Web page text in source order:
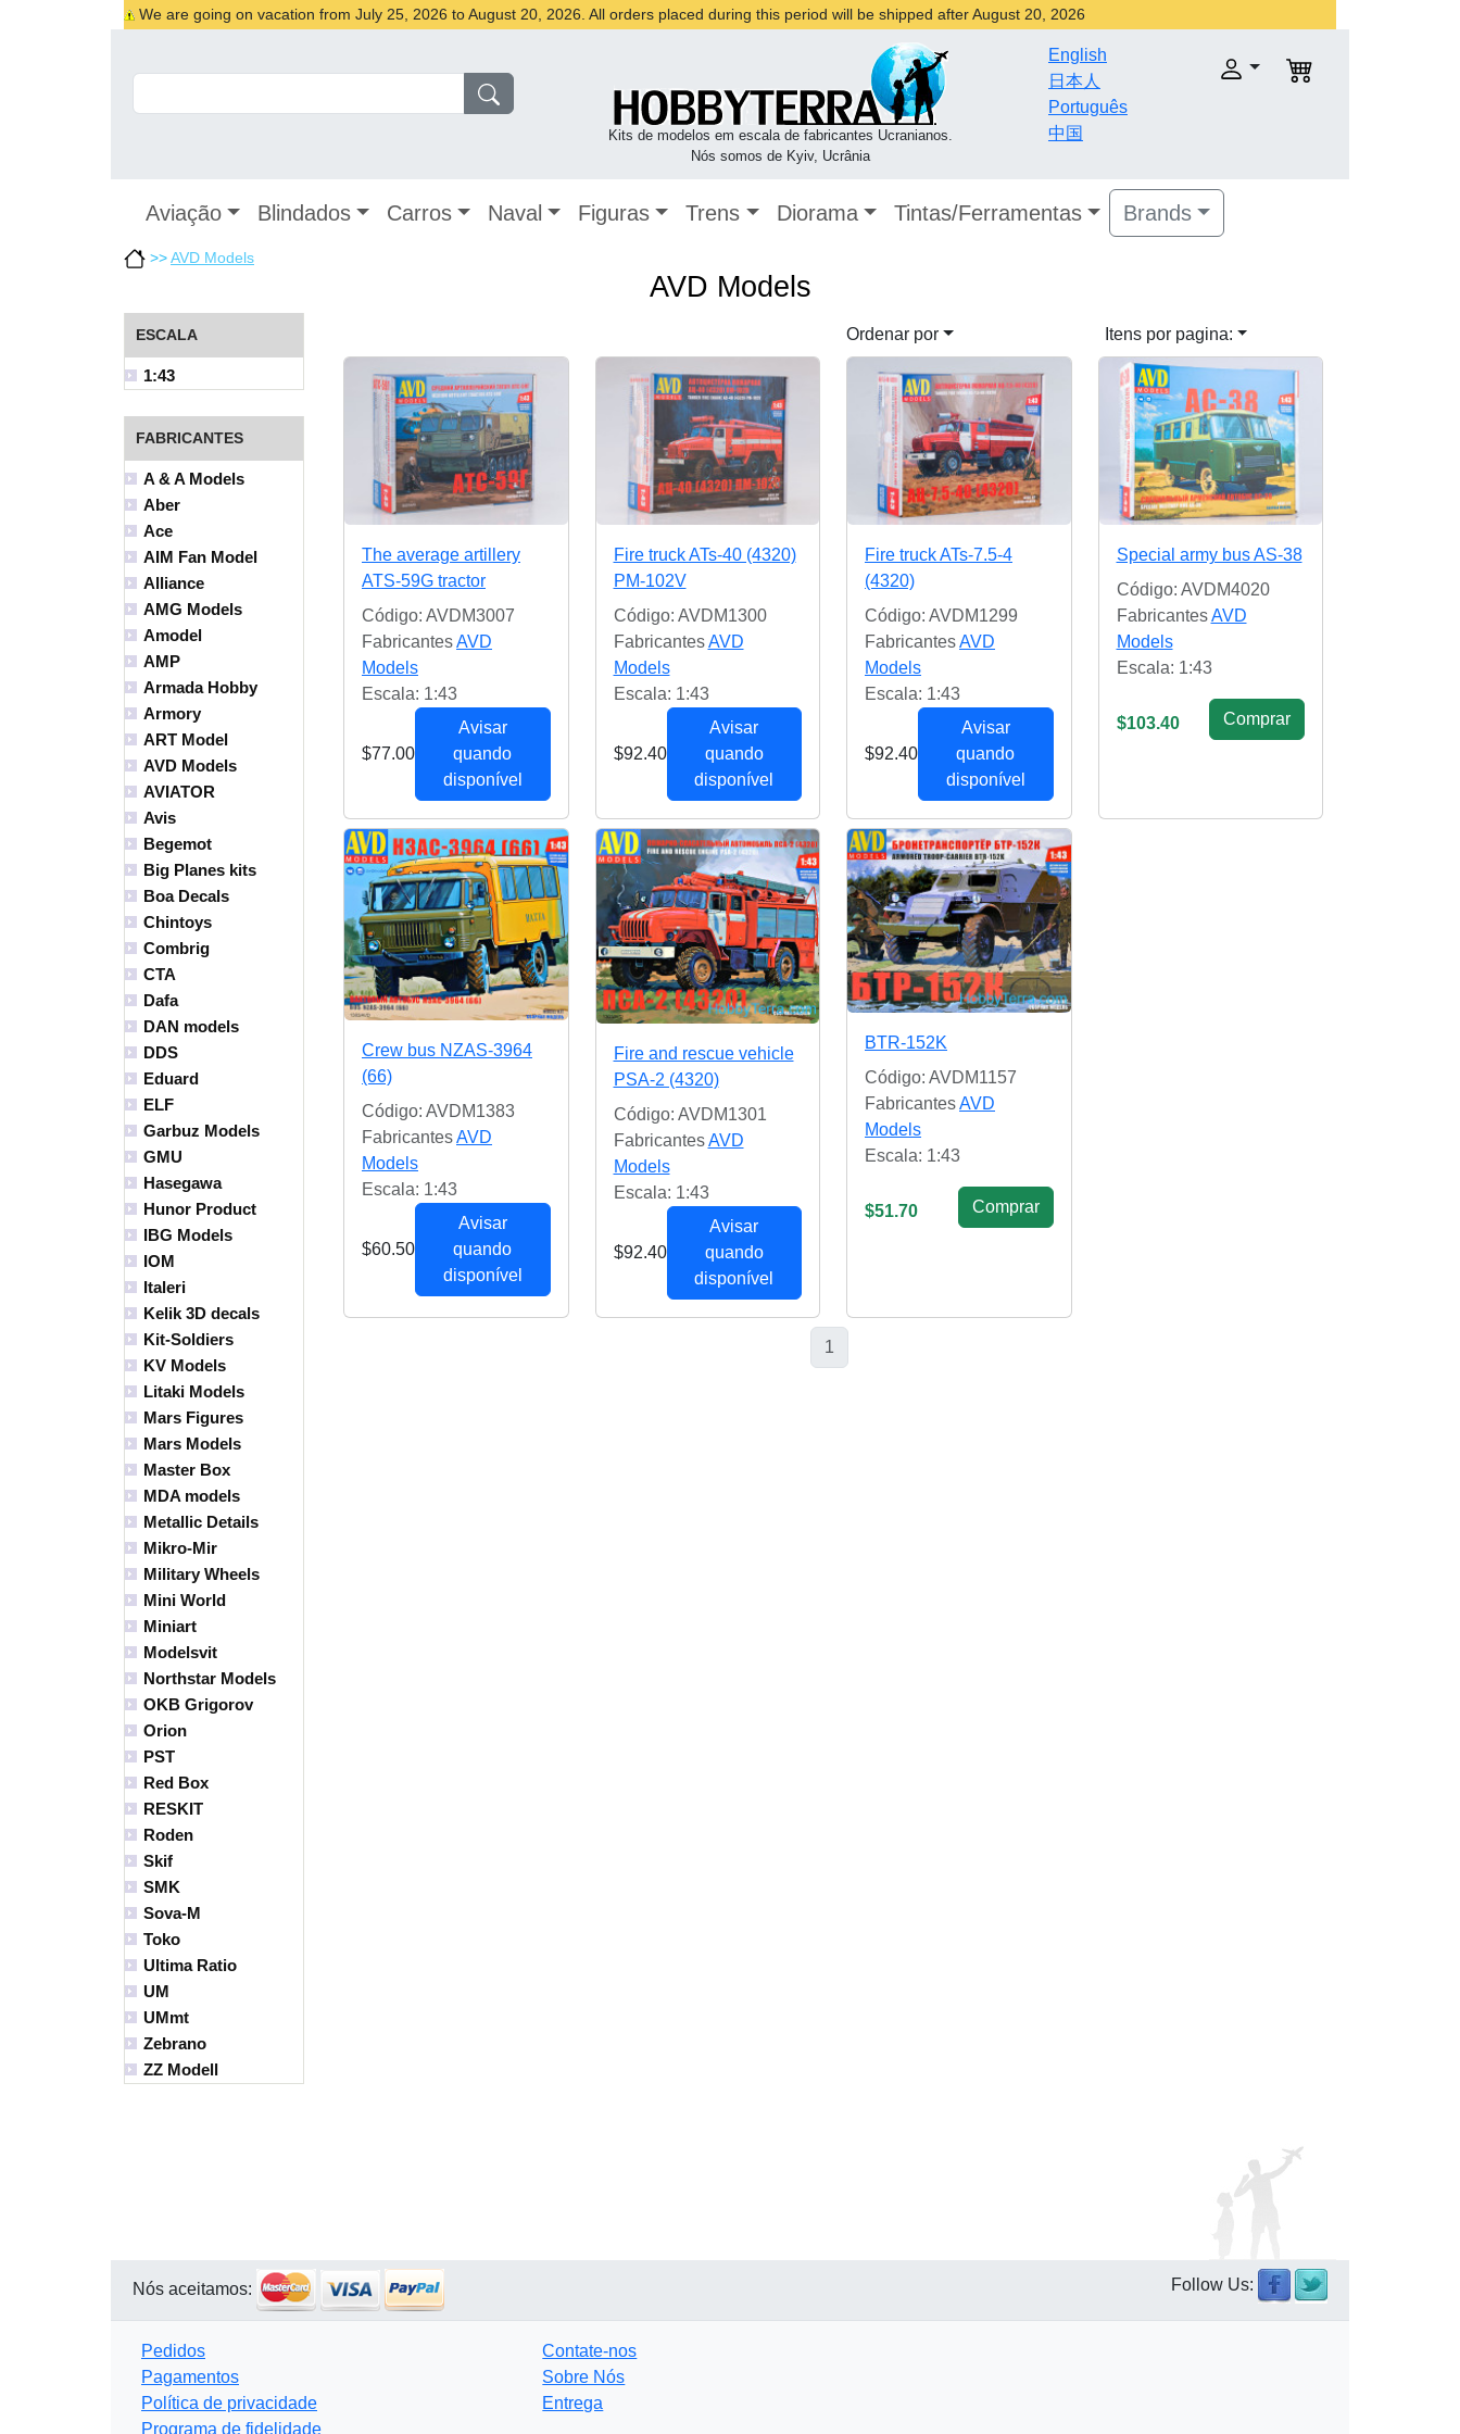
We are going on vacation from July 25, 2026 to August 20, 2026. All orders placed during this period will be shipped after August 20, 2026
Kits de modelos em escala de fabricantes Ucranianos.
Nós somos de Kyiv, Ucrânia
English
日本人
Português
中国
Aviação Blindados Carros Naval Figuras Trens Diorama Tintas/Ferramentas Brands
>>AVD Models
AVD Models
ESCALA
1:43
FABRICANTES
A & A Models
Aber
Ace
AIM Fan Model
Alliance
AMG Models
Amodel
AMP
Armada Hobby
Armory
ART Model
AVD Models
AVIATOR
Avis
Begemot
Big Planes kits
Boa Decals
Chintoys
Combrig
CTA
Dafa
DAN models
DDS
Eduard
ELF
Garbuz Models
GMU
Hasegawa
Hunor Product
IBG Models
IOM
Italeri
Kelik 3D decals
Kit-Soldiers
KV Models
Litaki Models
Mars Figures
Mars Models
Master Box
MDA models
Metallic Details
Mikro-Mir
Military Wheels
Mini World
Miniart
Modelsvit
Northstar Models
OKB Grigorov
Orion
PST
Red Box
RESKIT
Roden
Skif
SMK
Sova-M
Toko
Ultima Ratio
UM
UMmt
Zebrano
ZZ Modell
Ordenar por Itens por pagina:
The average artillery
ATS-59G tractor
Código: AVDM3007
FabricantesAVD
Models
Escala: 1:43
$77.00
Avisar
quando
disponível
Fire truck ATs-40 (4320)
PM-102V
Código: AVDM1300
FabricantesAVD
Models
Escala: 1:43
$92.40
Avisar
quando
disponível
Fire truck ATs-7.5-4
(4320)
Código: AVDM1299
FabricantesAVD
Models
Escala: 1:43
$92.40
Avisar
quando
disponível
Special army bus AS-38
Código: AVDM4020
FabricantesAVD
Models
Escala: 1:43
$103.40 Сomprar
Crew bus NZAS-3964
(66)
Código: AVDM1383
FabricantesAVD
Models
Escala: 1:43
$60.50
Avisar
quando
disponível
Fire and rescue vehicle
PSA-2 (4320)
Código: AVDM1301
FabricantesAVD
Models
Escala: 1:43
$92.40
Avisar
quando
disponível
BTR-152K
Código: AVDM1157
FabricantesAVD
Models
Escala: 1:43
$51.70 Сomprar
1
Nós aceitamos: Follow Us:
Pedidos
Pagamentos
Política de privacidade
Programa de fidelidade
Contate-nos
Sobre Nós
Entrega